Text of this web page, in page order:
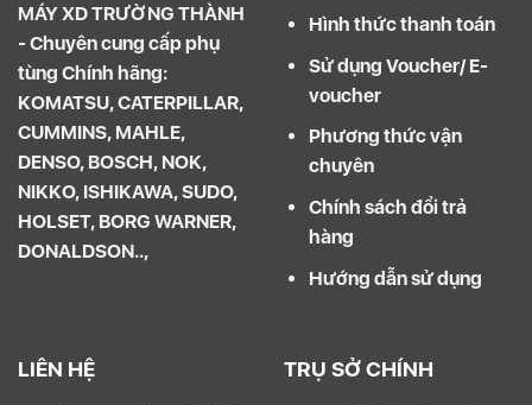
MÁY XD TRƯỜNG THÀNH
- Chuyên cung cấp phụ
tùng Chính hãng:
KOMATSU, CATERPILLAR,
CUMMINS, MAHLE,
DENSO, BOSCH, NOK,
NIKKO, ISHIKAWA, SUDO,
HOLSET, BORG WARNER,
DONALDSON..,
Hình thức thanh toán
Sử dụng Voucher/ E-
voucher
Phương thức vận
chuyên
Chính sách đổi trả
hàng
Hướng dẫn sử dụng
LIÊN HỆ TRỤ SỞ CHÍNH